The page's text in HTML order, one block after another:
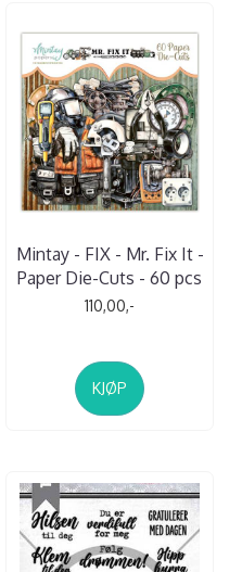
Mintay - FIX - Mr. Fix It -
Paper Die-Cuts - 60 pcs
110,00,-
KJØP